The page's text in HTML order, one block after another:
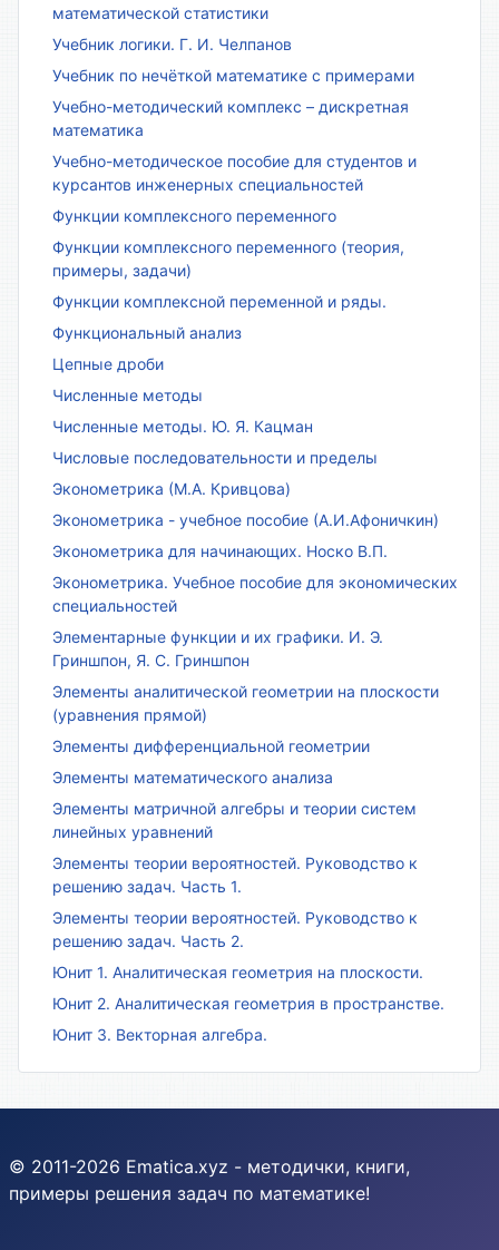
математической статистики
Учебник логики. Г. И. Челпанов
Учебник по нечёткой математике с примерами
Учебно-методический комплекс – дискретная
математика
Учебно-методическое пособие для студентов и
курсантов инженерных специальностей
Функции комплексного переменного
Функции комплексного переменного (теория,
примеры, задачи)
Функции комплексной переменной и ряды.
Функциональный анализ
Цепные дроби
Численные методы
Численные методы. Ю. Я. Кацман
Числовые последовательности и пределы
Эконометрика (М.А. Кривцова)
Эконометрика - учебное пособие (А.И.Афоничкин)
Эконометрика для начинающих. Носко В.П.
Эконометрика. Учебное пособие для экономических
специальностей
Элементарные функции и их графики. И. Э.
Гриншпон, Я. С. Гриншпон
Элементы аналитической геометрии на плоскости
(уравнения прямой)
Элементы дифференциальной геометрии
Элементы математического анализа
Элементы матричной алгебры и теории систем
линейных уравнений
Элементы теории вероятностей. Руководство к
решению задач. Часть 1.
Элементы теории вероятностей. Руководство к
решению задач. Часть 2.
Юнит 1. Аналитическая геометрия на плоскости.
Юнит 2. Аналитическая геометрия в пространстве.
Юнит 3. Векторная алгебра.
© 2011-2026 Ematica.xyz - методички, книги,
примеры решения задач по математике!